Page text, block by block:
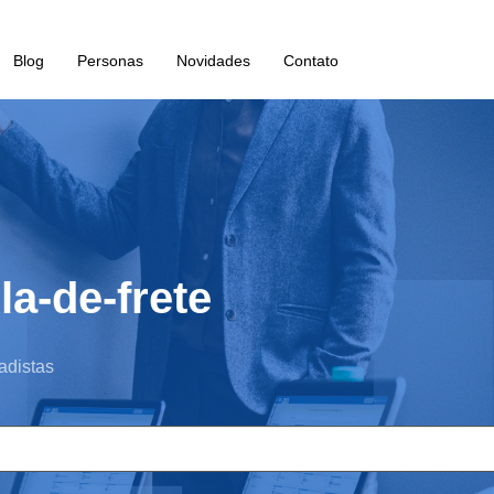
Blog Personas Novidades Contato
de-frete